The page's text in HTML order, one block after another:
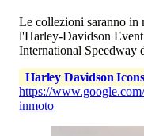
Le collezioni saranno in
l'Harley-Davidson
International Speedway
Harley Davidson Icons
https://
inmoto